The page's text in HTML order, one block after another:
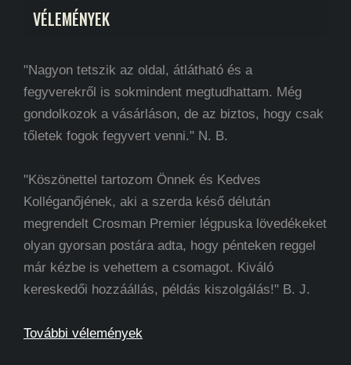
VÉLEMÉNYEK
"Nagyon tetszik az oldal, átlátható és a
fegyverekről is sokmindent megtudhattam. Még
gondolkozok a vásárláson, de az biztos, hogy csak
tőletek fogok fegyvert venni." N. B.
"Köszönettel tartozom Önnek és Kedves
Kolléganőjének, aki a szerda késő délután
megrendelt Crosman Premier légpuska lövedékeket
olyan gyorsan postára adta, hogy pénteken reggel
már kézbe is vehettem a csomagot. Kiváló
kereskedői hozzáállás, példás kiszolgálás!" B. J.
További vélemények